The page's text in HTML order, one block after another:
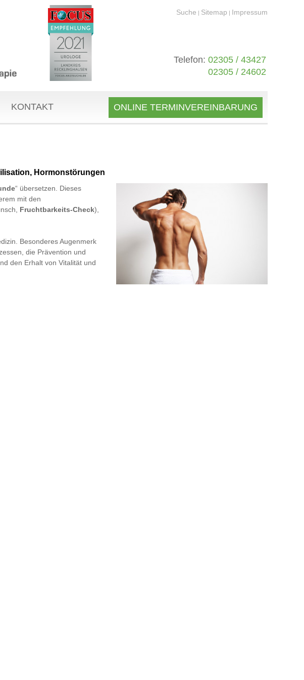
Suche | Sitemap | Impressum
Telefon: 02305 / 43427
02305 / 24602
KONTAKT ONLINE TERMINVEREINBARUNG
Hormonstörungen
“ übersetzen. Dieses
mit den
Fruchtbarkeits-Check),
Besonderes Augenmerk
die Prävention und
den Erhalt von Vitalität und